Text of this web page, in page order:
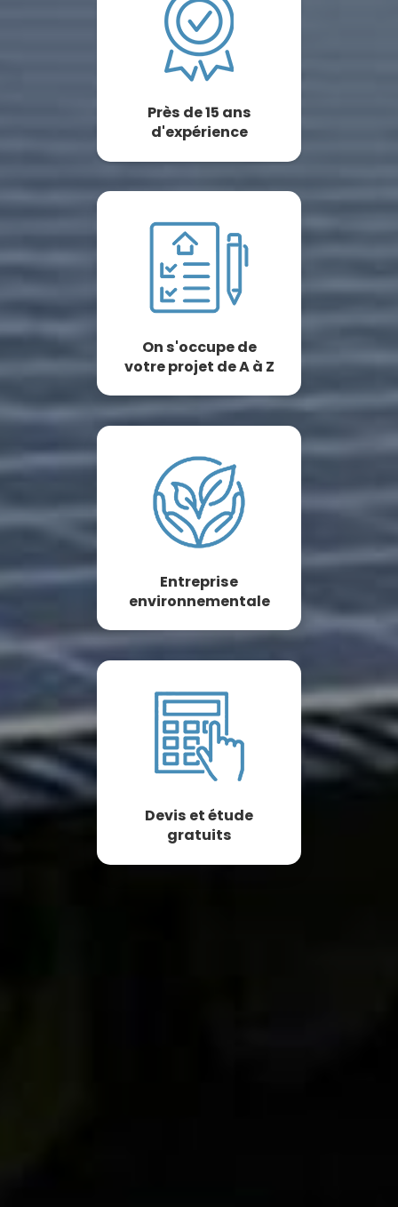
Près de 15 ans
d'expérience
On s'occupe de
votre projet de A à Z
Entreprise
environnementale
Devis et étude
gratuits